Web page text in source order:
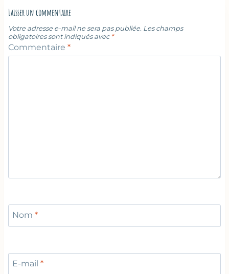
Laisser un commentaire
Votre adresse e-mail ne sera pas publiée. Les champs
obligatoires sont indiqués avec *
Commentaire *
Nom *
E-mail *